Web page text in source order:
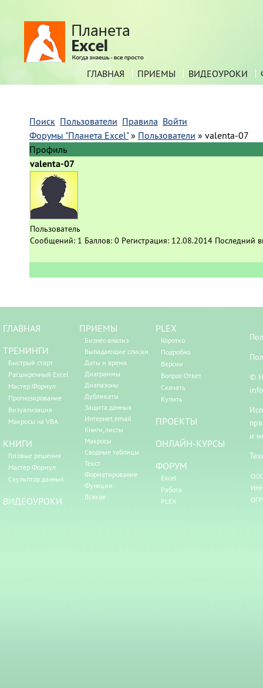
ГЛАВНАЯ ПРИЕМЫ ВИДЕОУРОКИ
Поиск Пользователи Правила Войти
Форумы "Планета Excel" » Пользователи » valenta-07
Профиль
valenta-07
Пользователь
Сообщений: 1 Баллов: 0 Регистрация: 12.08.2014 Последний
ГЛАВНАЯ
ТРЕНИНГИ
Быстрый старт
Расширенный Excel
Мастер Формул
Прогнозирование
Визуализация
Макросы на VBA
КНИГИ
Готовые решения
Мастер Формул
Скульптор данных
ВИДЕОУРОКИ
ПРИЕМЫ
Бизнес-анализ
Выпадающие списки
Даты и время
Диаграммы
Диапазоны
Дубликаты
Защита данных
Интернет, email
Книги, листы
Макросы
Сводные таблицы
Текст
Форматирование
Функции
Всякое
PLEX
Коротко
Подробно
Версии
Вопрос-Ответ
Скачать
Купить
ПРОЕКТЫ
ОНЛАЙН-КУРСЫ
ФОРУМ
Excel
Работа
PLEX
©
и